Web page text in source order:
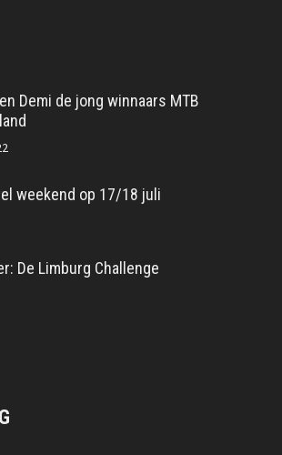
Demi de jong winnaars MTB
weekend op 17/18 juli
De Limburg Challenge